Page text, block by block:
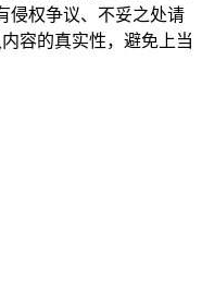
侵权争议、不妥之处请
容的真实性，避免上当